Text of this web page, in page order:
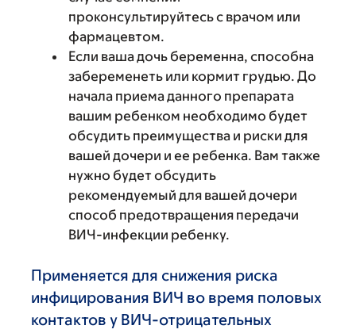
проконсультируйтесь с врачом или
фармацевтом.
Если ваша дочь беременна, способна
забеременеть или кормит грудью. До
начала приема данного препарата
вашим ребенком необходимо будет
обсудить преимущества и риски для
вашей дочери и ее ребенка. Вам также
нужно будет обсудить
рекомендуемый для вашей дочери
способ предотвращения передачи
ВИЧ-инфекции ребенку.
Применяется для снижения риска
инфицирования ВИЧ во время половых
контактов у ВИЧ-отрицательных